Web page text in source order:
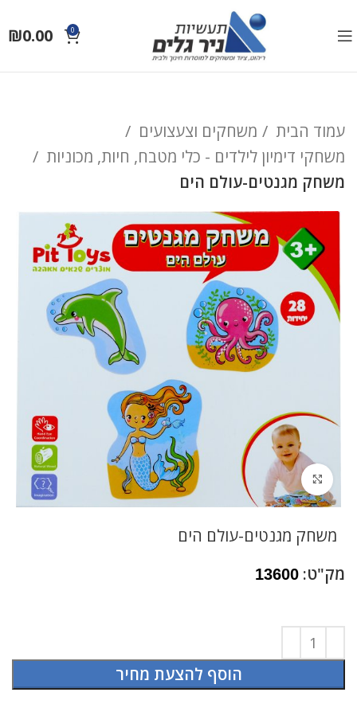
0
₪0.00
עמוד הבית
משחקים וצעצועים
משחקי דימיון לילדים - כלי מטבח, חיות, מכוניות
משחק מגנטים-עולם הים
לחץ להגדלה
משחק מגנטים-עולם הים
מק"ט: 13600
הוסף להצעת מחיר